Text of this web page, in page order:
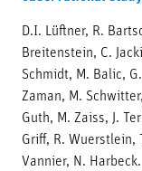
D.I. Lüftner, R.
Breitenstein, C.
Schmidt, M. Balic,
Zaman, M.
Guth, M. Zaiss, J.
Griff, R. Wuerstlein,
Vannier, N. Harbeck.